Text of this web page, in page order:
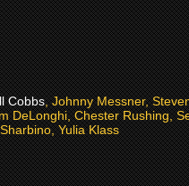
Cobbs, Johnny Messner,
DeLonghi, Chester Rushing,
Sharbino, Yulia Klass